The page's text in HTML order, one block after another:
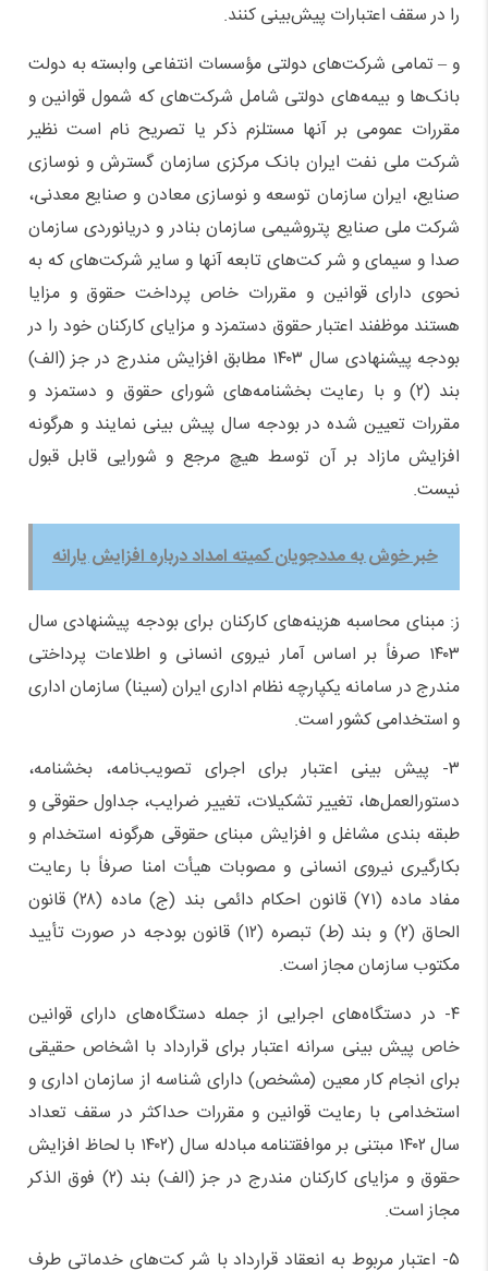
را در سقف اعتبارات پیش‌بینی کنند.
و – تمامی شرکت‌های دولتی مؤسسات انتفاعی وابسته به دولت
بانک‌ها و بیمه‌های دولتی شامل شرکت‌های که شمول قوانین و
مقررات عمومی بر آنها مستلزم ذکر یا تصریح نام است نظیر
شرکت ملی نفت ایران بانک مرکزی سازمان گسترش و نوسازی
صنایع، ایران سازمان توسعه و نوسازی معادن و صنایع معدنی،
شرکت ملی صنایع پتروشیمی سازمان بنادر و دریانوردی سازمان
صدا و سیمای و شر کت‌های تابعه آنها و سایر شرکت‌های که به
نحوی دارای قوانین و مقررات خاص پرداخت حقوق و مزایا
هستند موظفند اعتبار حقوق دستمزد و مزایای کارکنان خود را در
بودجه پیشنهادی سال ۱۴۰۳ مطابق افزایش مندرج در جز (الف)
بند (۲) و با رعایت بخشنامه‌های شورای حقوق و دستمزد و
مقررات تعیین شده در بودجه سال پیش بینی نمایند و هرگونه
افزایش مازاد بر آن توسط هیچ مرجع و شورایی قابل قبول
نیست.
خبر خوش به مددجویان کمیته امداد درباره افزایش یارانه
ز: مبنای محاسبه هزینه‌های کارکنان برای بودجه پیشنهادی سال
۱۴۰۳ صرفاً بر اساس آمار نیروی انسانی و اطلاعات پرداختی
مندرج در سامانه یکپارچه نظام اداری ایران (سینا) سازمان اداری
و استخدامی کشور است.
۳- پیش بینی اعتبار برای اجرای تصویب‌نامه، بخشنامه،
دستورالعمل‌ها، تغییر تشکیلات، تغییر ضرایب، جداول حقوقی و
طبقه بندی مشاغل و افزایش مبنای حقوقی هرگونه استخدام و
بکارگیری نیروی انسانی و مصوبات هیأت امنا صرفاً با رعایت
مفاد ماده (۷۱) قانون احکام دائمی بند (ج) ماده (۲۸) قانون
الحاق (۲) و بند (ط) تبصره (۱۲) قانون بودجه در صورت تأیید
مکتوب سازمان مجاز است.
۴- در دستگاه‌های اجرایی از جمله دستگاه‌های دارای قوانین
خاص پیش بینی سرانه اعتبار برای قرارداد با اشخاص حقیقی
برای انجام کار معین (مشخص) دارای شناسه از سازمان اداری و
استخدامی با رعایت قوانین و مقررات حداکثر در سقف تعداد
سال ۱۴۰۲ مبتنی بر موافقتنامه مبادله سال (۱۴۰۲ با لحاظ افزایش
حقوق و مزایای کارکنان مندرج در جز (الف) بند (۲) فوق الذکر
مجاز است.
۵- اعتبار مربوط به انعقاد قرارداد با شر کت‌های خدماتی طرف